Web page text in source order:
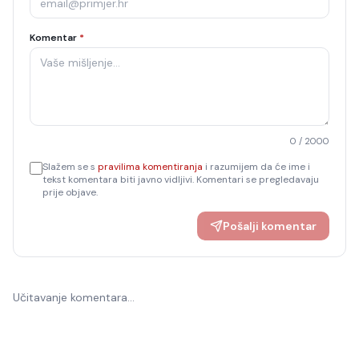
Komentar *
0 / 2000
Slažem se s pravilima komentiranja i razumijem da će ime i
tekst komentara biti javno vidljivi. Komentari se pregledavaju
prije objave.
Pošalji komentar
Učitavanje komentara…